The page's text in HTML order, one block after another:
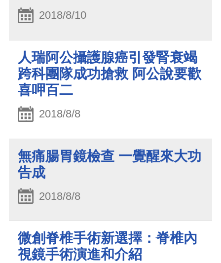
2018/8/10
人瑞阿公攝護腺癌引發腎衰竭
跨科團隊成功搶救 阿公說要歡
喜呷百二
2018/8/8
無痛腸胃鏡檢查 一覺醒來大功
告成
2018/8/8
微創脊椎手術新選擇：脊椎內
視鏡手術演進和介紹